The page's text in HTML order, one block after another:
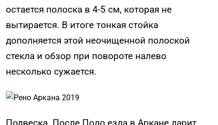
остается полоска в 4-5 см, которая не
вытирается. В итоге тонкая стойка
дополняется этой неочищенной полоской
стекла и обзор при повороте налево
несколько сужается.
Подвеска. После Поло езда в Аркане дарит